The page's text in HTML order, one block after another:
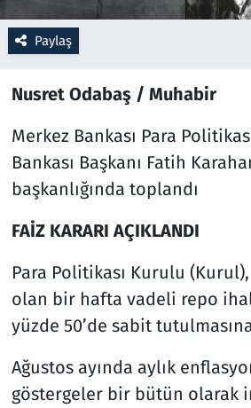
Paylaş
Nusret Odabaş / Muhabir
Merkez Bankası Para
Bankası Başkanı Fatih
başkanlığında toplandı
FAİZ KARARI AÇIKLANDI
Para Politikası Kurulu
olan bir hafta vadeli repo
yüzde 50’de sabit
Ağustos ayında aylık
göstergeler bir bütün olarak
Rüya Tabirleri
Sağlık
Savunma Sanayi
Spor
Teknoloji ve Bilim